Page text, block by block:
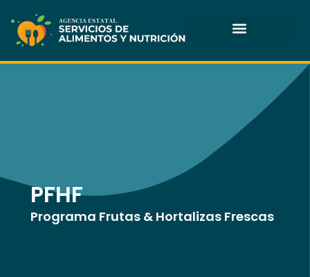
content
PFHF
Programa Frutas & Hortalizas Frescas